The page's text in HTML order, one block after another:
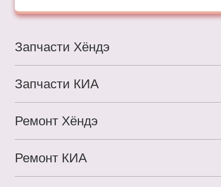
Запчасти Хёндэ
Запчасти КИА
Ремонт Хёндэ
Ремонт КИА
и согласнысполитикой конфиденциальности сайта.